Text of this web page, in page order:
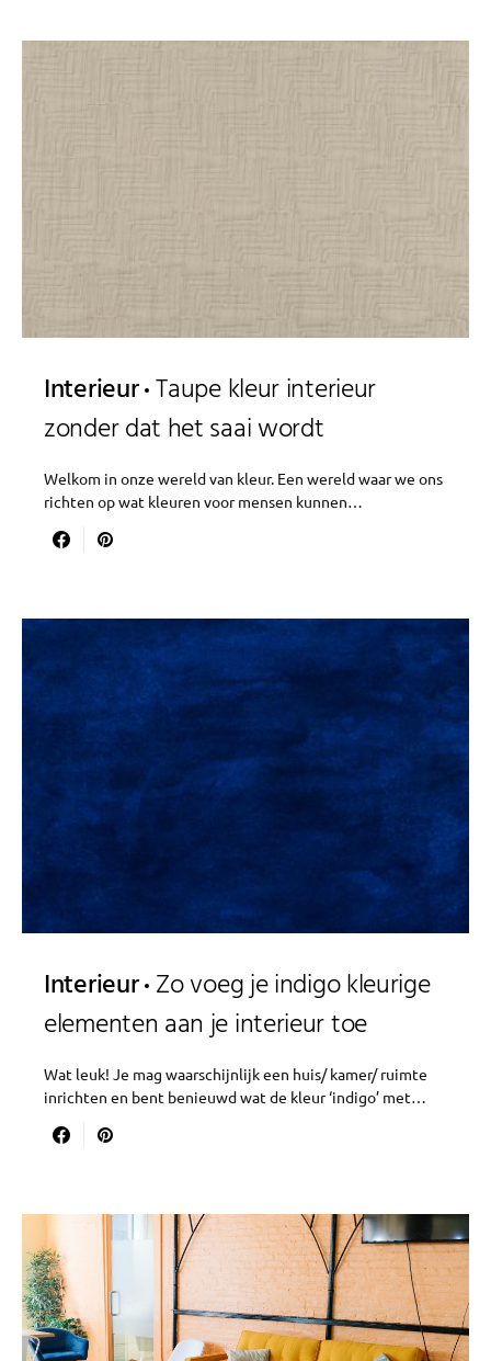
Interieur Taupe kleur interieur
zonder dat het saai wordt
Welkom in onze wereld van kleur. Een wereld waar we ons
richten op wat kleuren voor mensen kunnen…
Interieur Zo voeg je indigo kleurige
elementen aan je interieur toe
Wat leuk! Je mag waarschijnlijk een huis/ kamer/ ruimte
inrichten en bent benieuwd wat de kleur ‘indigo’ met…